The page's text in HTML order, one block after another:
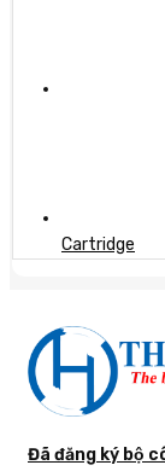
Cartridge
Đã đăng ký bộ